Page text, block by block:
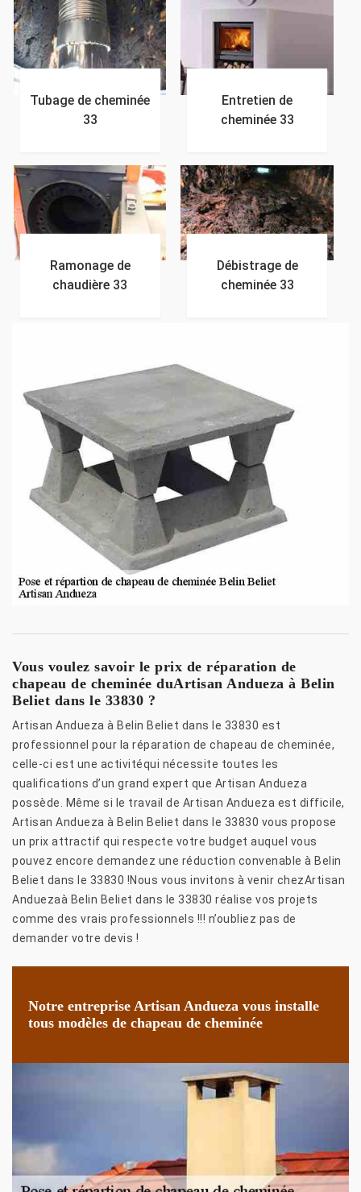
Tubage de cheminée
33
Entretien de
cheminée 33
Ramonage de
chaudière 33
Débistrage de
cheminée 33
Vous voulez savoir le prix de réparation de
chapeau de cheminée duArtisan Andueza à Belin
Beliet dans le 33830 ?
Artisan Andueza à Belin Beliet dans le 33830 est
professionnel pour la réparation de chapeau de cheminée,
celle-ci est une activitéqui nécessite toutes les
qualifications d’un grand expert que Artisan Andueza
possède. Même si le travail de Artisan Andueza est difficile,
Artisan Andueza à Belin Beliet dans le 33830 vous propose
un prix attractif qui respecte votre budget auquel vous
pouvez encore demandez une réduction convenable à Belin
Beliet dans le 33830 !Nous vous invitons à venir chezArtisan
Anduezaà Belin Beliet dans le 33830 réalise vos projets
comme des vrais professionnels !!! n’oubliez pas de
demander votre devis !
Notre entreprise Artisan Andueza vous installe
tous modèles de chapeau de cheminée